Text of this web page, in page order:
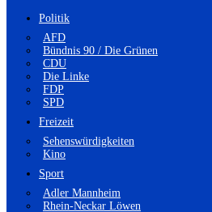
Politik
AFD
Bündnis 90 / Die Grünen
CDU
Die Linke
FDP
SPD
Freizeit
Sehenswürdigkeiten
Kino
Sport
Adler Mannheim
Rhein-Neckar Löwen